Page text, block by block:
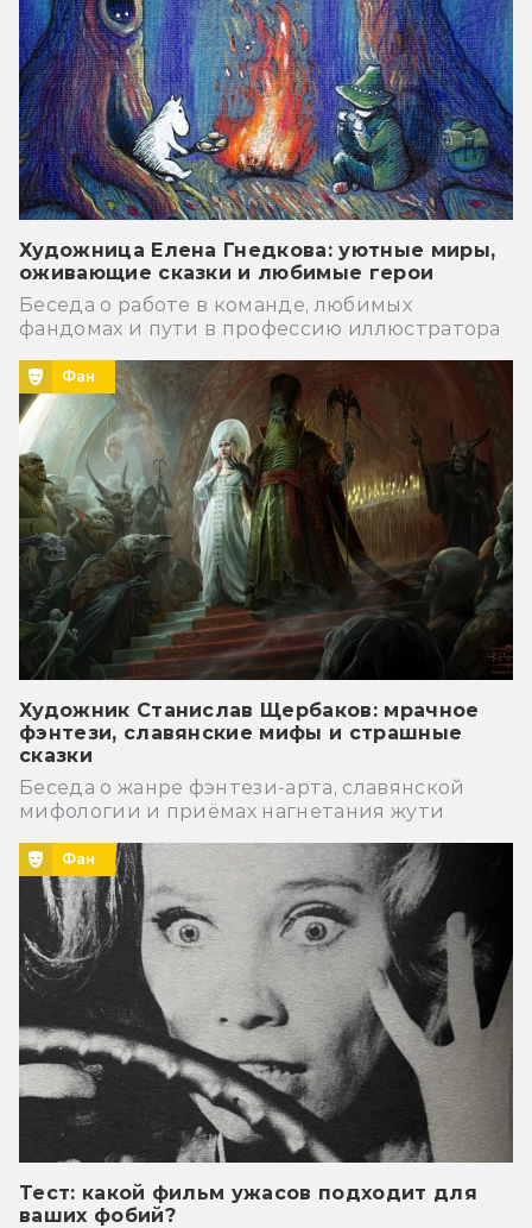
Художница Елена Гнедкова: уютные миры,
оживающие сказки и любимые герои
Беседа о работе в команде, любимых
фандомах и пути в профессию иллюстратора
Фан
Художник Станислав Щербаков: мрачное
фэнтези, славянские мифы и страшные
сказки
Беседа о жанре фэнтези-арта, славянской
мифологии и приёмах нагнетания жути
Фан
Тест: какой фильм ужасов подходит для
ваших фобий?